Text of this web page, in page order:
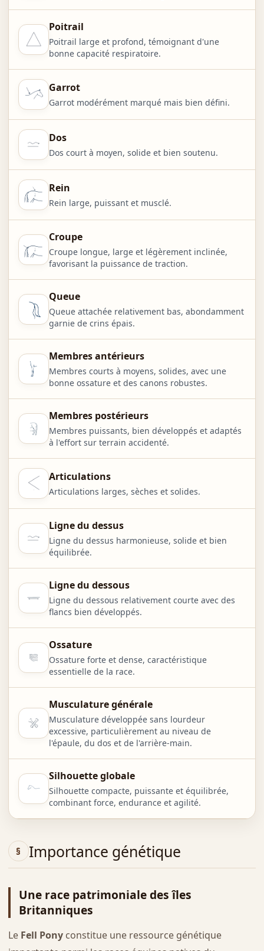
Poitrail
Poitrail large et profond, témoignant d'une
bonne capacité respiratoire.
Garrot
Garrot modérément marqué mais bien défini.
Dos
Dos court à moyen, solide et bien soutenu.
Rein
Rein large, puissant et musclé.
Croupe
Croupe longue, large et légèrement inclinée,
favorisant la puissance de traction.
Queue
Queue attachée relativement bas, abondamment
garnie de crins épais.
Membres antérieurs
Membres courts à moyens, solides, avec une
bonne ossature et des canons robustes.
Membres postérieurs
Membres puissants, bien développés et adaptés
à l'effort sur terrain accidenté.
Articulations
Articulations larges, sèches et solides.
Ligne du dessus
Ligne du dessus harmonieuse, solide et bien
équilibrée.
Ligne du dessous
Ligne du dessous relativement courte avec des
flancs bien développés.
Ossature
Ossature forte et dense, caractéristique
essentielle de la race.
Musculature générale
Musculature développée sans lourdeur
excessive, particulièrement au niveau de
l'épaule, du dos et de l'arrière-main.
Silhouette globale
Silhouette compacte, puissante et équilibrée,
combinant force, endurance et agilité.
Importance génétique
Une race patrimoniale des îles
Britanniques
Le Fell Ponyconstitue une ressource génétique